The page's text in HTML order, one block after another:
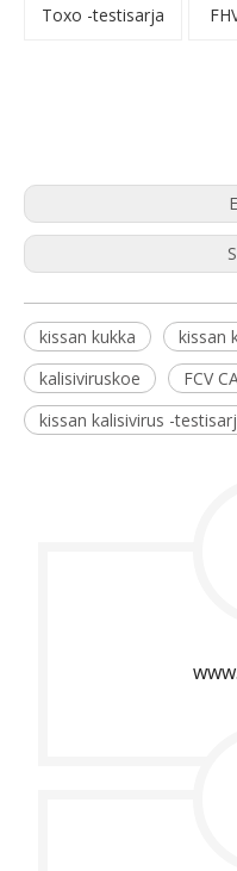
Toxo -testisarja
kissan kukka kissan
kalisiviruskoe
FCV
kissan kalisivirus -